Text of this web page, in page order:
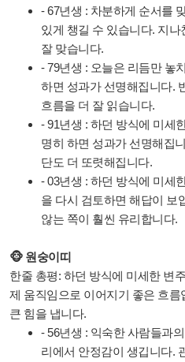
- 67년생 : 차분하게 순서를
있게 챙길 수 있습니다. 지
잘 맞습니다.
- 79년생 : 오늘은 리듬만 놓
하면 성과가 선명해집니다.
흐름을 더 잘 읽습니다.
- 91년생 : 하던 방식에 미세
명히 하면 성과가 선명해집
단도 더 또렷해집니다.
- 03년생 : 하던 방식에 미세
을 다시 검토하면 해답이 보
않는 쪽이 훨씬 유리합니다.
🐵 원숭이띠
한줄 총평: 하던 방식에 미세한 변
제 움직임으로 이어지기 좋은 흐
큰 힘을 냅니다.
- 56년생 : 익숙한 사람들과
리에서 안정감이 생깁니다.